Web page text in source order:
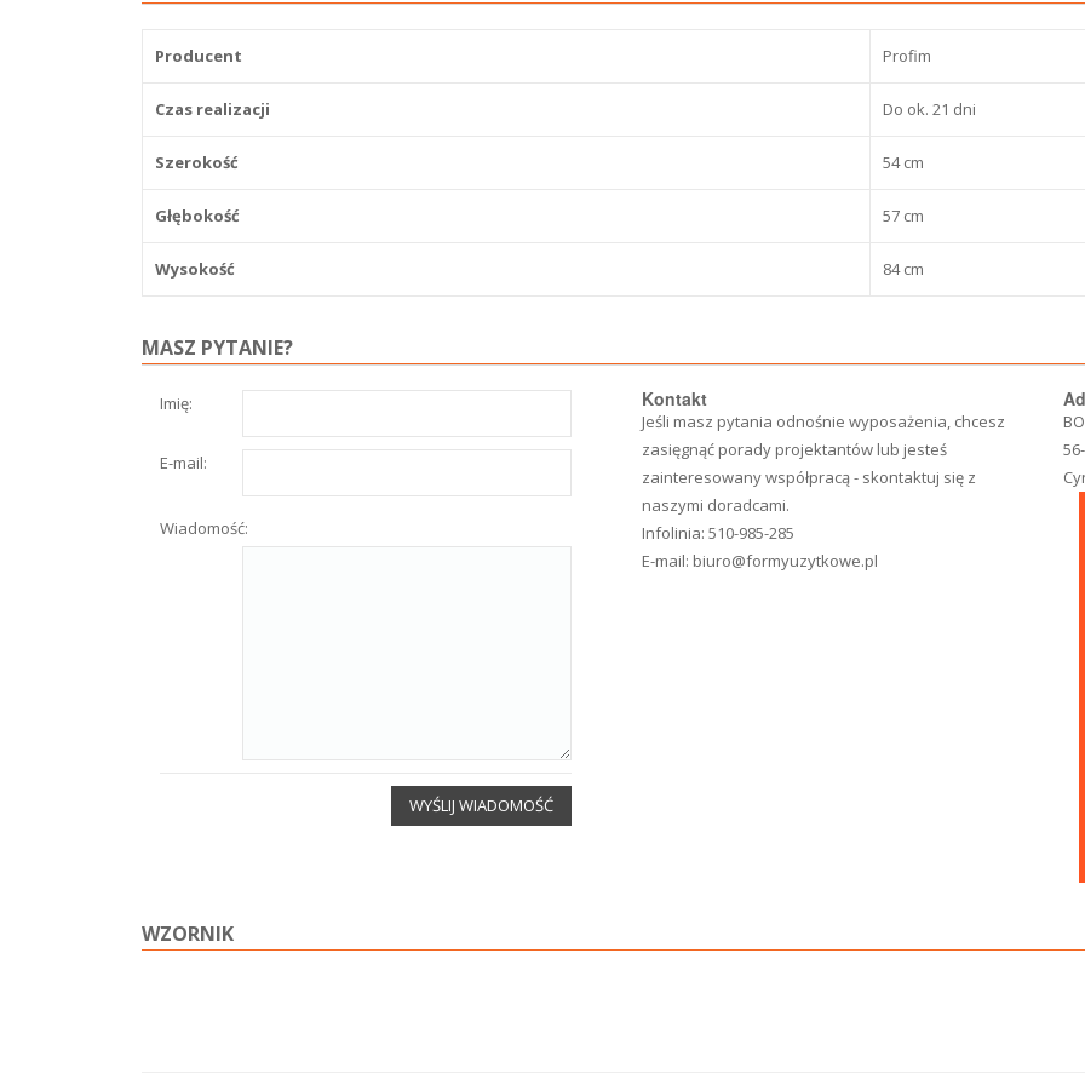
Producent Profim
Czas realizacji Do ok. 21 dni
Szerokość 54 cm
Głębokość 57 cm
Wysokość 84 cm
MASZ PYTANIE?
Imię:
E-mail:
Wiadomość:
WYŚLIJ WIADOMOŚĆ
Kontakt
Jeśli masz pytania odnośnie wyposażenia, chcesz
zasięgnąć porady projektantów lub jesteś
zainteresowany współpracą - skontaktuj się z
naszymi doradcami.
Infolinia:510-985-285
E-mail: biuro@formyuzytkowe.pl
WZORNIK